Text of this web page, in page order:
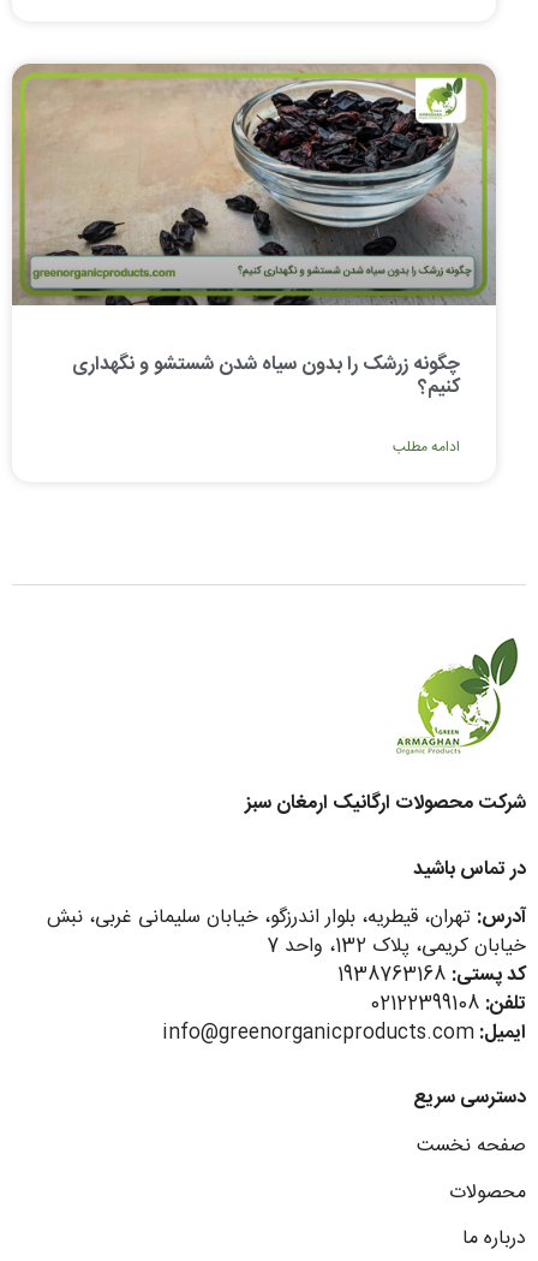
چگونه زرشک را بدون سیاه شدن شستشو و نگهداری
کنیم؟
ادامه مطلب
شرکت محصولات ارگانیک ارمغان سبز
در تماس باشید
آدرس: تهران، قیطریه، بلوار اندرزگو، خیابان سلیمانی غربی، نبش
خیابان کریمی، پلاک 132، واحد 7
کد پستی:
تلفن:
ایمیل:info@greenorganicproducts.com
دسترسی سریع
صفحه نخست
محصولات
درباره ما